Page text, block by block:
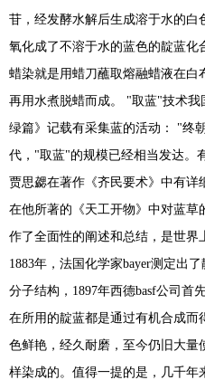
苷，经发酵水解后生成溶于水的白
氧化成了不溶于水的蓝色的靛蓝化
蜡染就是用蜡刀蘸取熔融蜡液在白
再用水煮脱蜡而成。 "取蓝"技术我
绿篇》记载有采集蓝的活动： "终
代，"取蓝"的规模已经相当发达。
贾思勰在著作《齐民要术》中有
在他所著的《天工开物》中对蓝
作了全面性的阐述和总结，是世界
1883年，法国化学家bayer测定出
分子结构，1897年西德basf公司首
在所用的靛蓝都是通过有机合成而
色鲜艳，经久耐磨，至今仍旧大
样染成的。值得一提的是，几千